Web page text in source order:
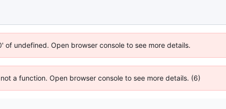
undefined. Open browser console to see more details.
a function. Open browser console to see more details. (6)